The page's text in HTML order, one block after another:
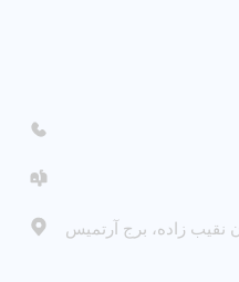
نقیب زاده، برج آرتمیس